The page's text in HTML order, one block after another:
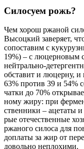
Силосуем рожь?
Чем хорош ржа­ной
Высоц­кий заве­ря­ет,
сопо­ста­вим с
19%) – с люцер­но­вым
ней­траль­но-
обста­вит и люцер­ну, и
63% про­тив 39 и 54%
чат­ки до 70%
но­му жиру: при
ствен­ни­ки – аце­та­ты
рые оте­че­ствен­ные
ржа­но­го сило­са для
допла­ты за жир от
доволь­но неплохими.